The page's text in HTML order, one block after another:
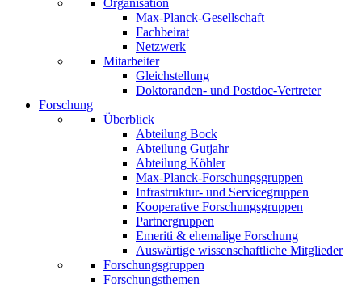
Organisation
Max-Planck-Gesellschaft
Fachbeirat
Netzwerk
Mitarbeiter
Gleichstellung
Doktoranden- und Postdoc-Vertreter
Forschung
Überblick
Abteilung Bock
Abteilung Gutjahr
Abteilung Köhler
Max-Planck-Forschungsgruppen
Infrastruktur- und Servicegruppen
Kooperative Forschungsgruppen
Partnergruppen
Emeriti & ehemalige Forschung
Auswärtige wissenschaftliche Mitglieder
Forschungsgruppen
Forschungsthemen